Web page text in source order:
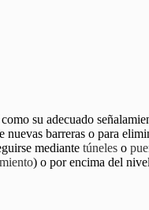
su adecuado
nuevas barreras o para
mediante túneles o
) o por encima del